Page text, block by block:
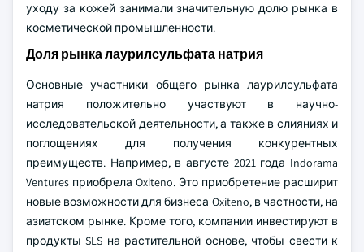
уходу за кожей занимали значительную долю рынка в
косметической промышленности.
Доля рынка лаурилсульфата натрия
Основные участники общего рынка лаурилсульфата
натрия положительно участвуют в научно-
исследовательской деятельности, а также в слияниях и
поглощениях для получения конкурентных
преимуществ. Например, в августе 2021 года Indorama
Ventures приобрела Oxiteno. Это приобретение расширит
новые возможности для бизнеса Oxiteno, в частности, на
азиатском рынке. Кроме того, компании инвестируют в
продукты SLS на растительной основе, чтобы свести к